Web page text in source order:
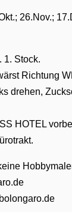
26.Nov.;
1. Stock.
Richtung
drehen,
HOTEL